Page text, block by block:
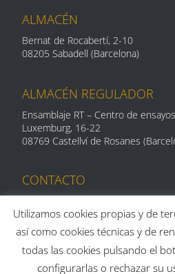
ALMACÉN
Bernat de Rocabertí, 2-10
08205 Sabadell (Barcelona)
ALMACÉN REGULADOR
Ensamblaje RT – Centro de ensayos
Luxemburg, 16-22
08769 Castellví de Rosanes
CONTACTO
Telf: 93 712 29 11
centroalum@centroalum.com
Utilizamos cookies propias y de
así como cookies técnicas y de
todas las cookies pulsando el
configurarlas o rechazar su